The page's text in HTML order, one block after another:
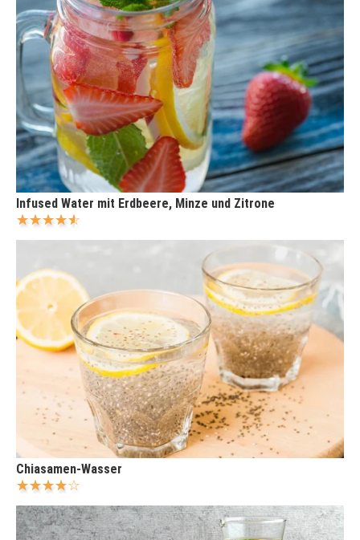
Infused Water mit Erdbeere, Minze und Zitrone
Chiasamen-Wasser